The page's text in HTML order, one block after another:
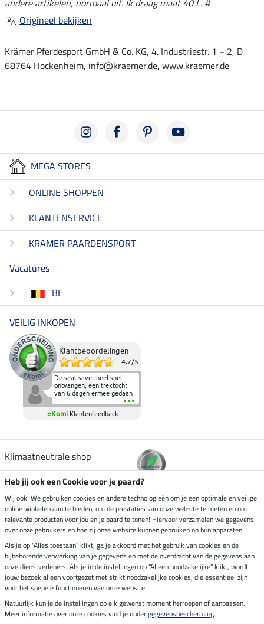
andere artikelen, normaal uit. Ik draag maat 40 L. #
Origineel bekijken
Krämer Pferdesport GmbH & Co. KG, 4. Industriestr. 1 + 2, D
68764 Hockenheim, info@kraemer.de, www.kraemer.de
MEGA STORES
ONLINE SHOPPEN
KLANTENSERVICE
KRAMER PAARDENSPORT
Vacatures
BE
VEILIG INKOPEN
Klantbeoordelingen
4.7/5
De seat saver heel snel
ontvangen, een trektocht
van 6 dagen ermee gedaan
en deze heeft de beproeving
fantastisch doorstaan.
Heerlijk zacht om op te
elkaar in het zadel.
eKomi Klantenfeedback
Klimaatneutrale shop
Verzending per
Veilig betalen met
Impressum
Laatste update op 06.08.2026 om 07:11 uur
Heb jij ook een Cookie voor je paard?
Wij ook! We gebruiken cookies en andere technologieën om je een optimale en veilige
online winkelen aan te bieden, om de prestaties van onze website te meten en om
relevante producten voor jou en je paard te tonen! Hiervoor verzamelen we gegevens
over onze gebruikers en hoe zij onze website kunnen gebruiken op hun apparaten.
Als je op "Alles toestaan" klikt, ga je akkoord met het gebruik van cookies en de
bijbehorende verwerking van je gegevens en met de overdracht van de gegevens aan
onze dienstverleners. Als je in de instellingen op "Alleen noodzakelijke" klikt, wordt
jouw bezoek alleen voortgezet met strikt noodzakelijke cookies, die essentieel zijn
voor het soepele functioneren van onze website.
Natuurlijk kun je de instellingen op elk gewenst moment herroepen of aanpassen.
Meer informatie over onze cookies vind je ondergegevensbescherming.